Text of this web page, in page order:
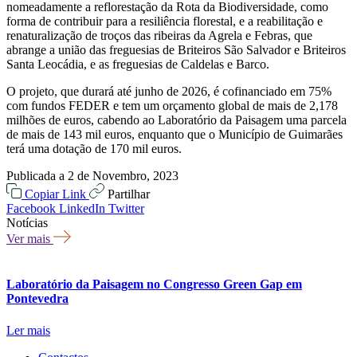
nomeadamente a reflorestação da Rota da Biodiversidade, como
forma de contribuir para a resiliência florestal, e a reabilitação e
renaturalização de troços das ribeiras da Agrela e Febras, que
abrange a união das freguesias de Briteiros São Salvador e Briteiros
Santa Leocádia, e as freguesias de Caldelas e Barco.
O projeto, que durará até junho de 2026, é cofinanciado em 75%
com fundos FEDER e tem um orçamento global de mais de 2,178
milhões de euros, cabendo ao Laboratório da Paisagem uma parcela
de mais de 143 mil euros, enquanto que o Município de Guimarães
terá uma dotação de 170 mil euros.
Publicada a 2 de Novembro, 2023
Copiar Link
Partilhar
Facebook LinkedIn Twitter
Notícias
Ver mais
Laboratório da Paisagem no Congresso Green Gap em
Pontevedra
Ler mais